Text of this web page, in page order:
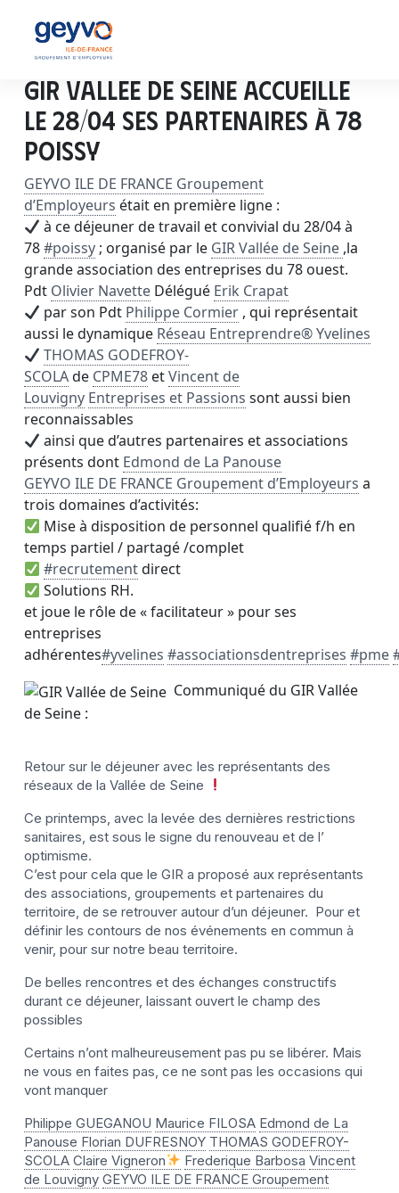
GIR VALLEE DE SEINE accueille
le 28/04 ses partenaires à 78
POISSY
GEYVO ILE DE FRANCE Groupement
d’Employeurs était en première ligne :
à ce déjeuner de travail et convivial du 28/04 à
78#poissy ; organisé par le GIR Vallée de Seine ,la
grande association des entreprises du 78 ouest.
Pdt Olivier Navette Délégué Erik Crapat
par son Pdt Philippe Cormier , qui représentait
aussi le dynamique Réseau Entreprendre® Yvelines
THOMAS GODEFROY-
SCOLAde CPME78 etVincent de
Louvigny Entreprises et Passions sont aussi bien
reconnaissables
ainsi que d’autres partenaires et associations
présents dont Edmond de La Panouse
GEYVO ILE DE FRANCE Groupement d’Employeurs a
trois domaines d’activités:
Mise à disposition de personnel qualifié f/h en
temps partiel / partagé /complet
#recrutementdirect
Solutions RH.
et joue le rôle de « facilitateur » pour ses
entreprises
adhérentes#yvelines #associationsdentreprises #pme
Communiqué du GIR Vallée
de Seine :
Retour sur le déjeuner avec les représentants des
réseaux de la Vallée de Seine
Ce printemps, avec la levée des dernières restrictions
sanitaires, est sous le signe du renouveau et de l’
optimisme.
C’est pour cela que le GIR a proposé aux représentants
des associations, groupements et partenaires du
territoire, de se retrouver autour d’un déjeuner. Pour et
définir les contours de nos événements en commun à
venir, pour sur notre beau territoire.
De belles rencontres et des échanges constructifs
durant ce déjeuner, laissant ouvert le champ des
possibles
Certains n’ont malheureusement pas pu se libérer. Mais
ne vous en faites pas, ce ne sont pas les occasions qui
vont manquer
Philippe GUEGANOU Maurice FILOSA Edmond de La
Panouse Florian DUFRESNOY THOMAS GODEFROY-
SCOLA Claire Vigneron Frederique Barbosa Vincent
de Louvigny GEYVO ILE DE FRANCE Groupement